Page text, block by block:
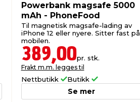
Powerbank magsafe 5000
mAh - PhoneFood
Til magnetisk magsafe-lading av
iPhone 12 eller nyere. Sitter fast på
mobilen.
389,00pr. stk.
Frakt m.m. legges til
Nettbutikk Butikk
Se mer